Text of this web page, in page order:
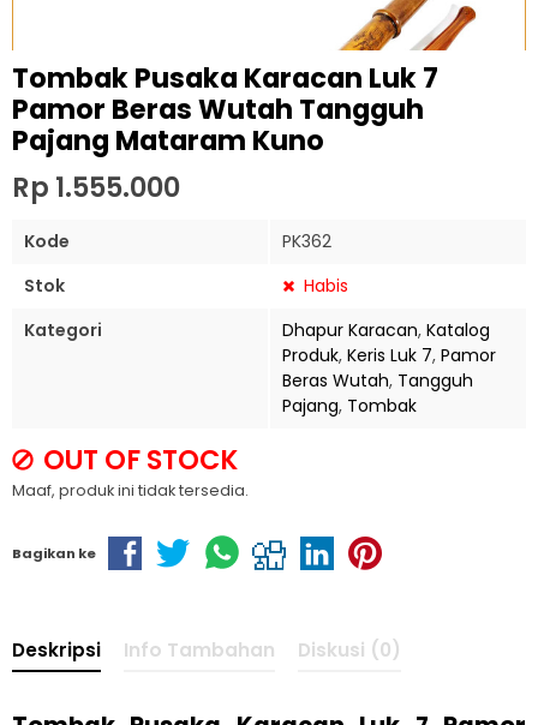
Tombak Pusaka Karacan Luk 7
Pamor Beras Wutah Tangguh
Pajang Mataram Kuno
Rp 1.555.000
Kode
PK362
Stok
Habis
Kategori
Dhapur Karacan, Katalog
Produk, Keris Luk 7, Pamor
Beras Wutah, Tangguh
Pajang, Tombak
OUT OF STOCK
Maaf, produk ini tidak tersedia.
Bagikan ke
Deskripsi Info Tambahan Diskusi (0)